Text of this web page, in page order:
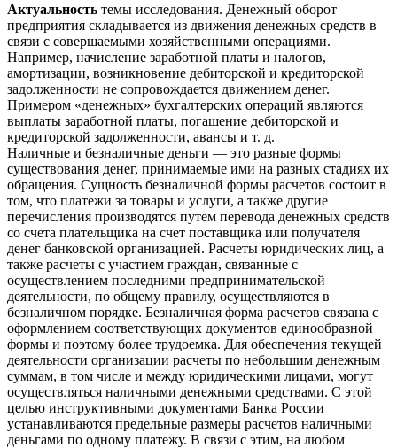
Актуальность темы исследования. Денежный оборот
предприятия складывается из движения денежных средств в
связи с совершаемыми хозяйственными операциями.
Например, начисление заработной платы и налогов,
амортизации, возникновение дебиторской и кредиторской
задолженности не сопровождается движением денег.
Примером «денежных» бухгалтерских операций являются
выплаты заработной платы, погашение дебиторской и
кредиторской задолженности, авансы и т. д.
Наличные и безналичные деньги — это разные формы
существования денег, принимаемые ими на разных стадиях их
обращения. Сущность безналичной формы расчетов состоит в
том, что платежи за товары и услуги, а также другие
перечисления производятся путем перевода денежных средств
со счета плательщика на счет поставщика или получателя
денег банковской организацией. Расчеты юридических лиц, а
также расчеты с участием граждан, связанные с
осуществлением последними предпринимательской
деятельности, по общему правилу, осуществляются в
безналичном порядке. Безналичная форма расчетов связана с
оформлением соответствующих документов единообразной
формы и поэтому более трудоемка. Для обеспечения текущей
деятельности организации расчеты по небольшим денежным
суммам, в том числе и между юридическими лицами, могут
осуществляться наличными денежными средствами. С этой
целью инструктивными документами Банка России
устанавливаются предельные размеры расчетов наличными
деньгами по одному платежу. В связи с этим, на любом